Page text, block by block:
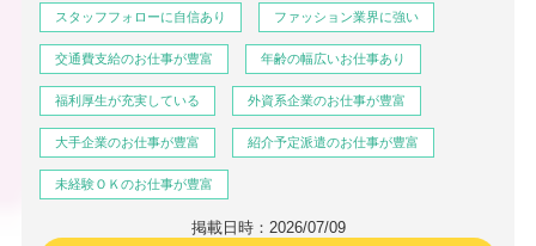
スタッフフォローに自信あり ファッション業界に強い
交通費支給のお仕事が豊富 年齢の幅広いお仕事あり
福利厚生が充実している 外資系企業のお仕事が豊富
大手企業のお仕事が豊富 紹介予定派遣のお仕事が豊富
未経験ＯＫのお仕事が豊富
掲載日時：2026/07/09